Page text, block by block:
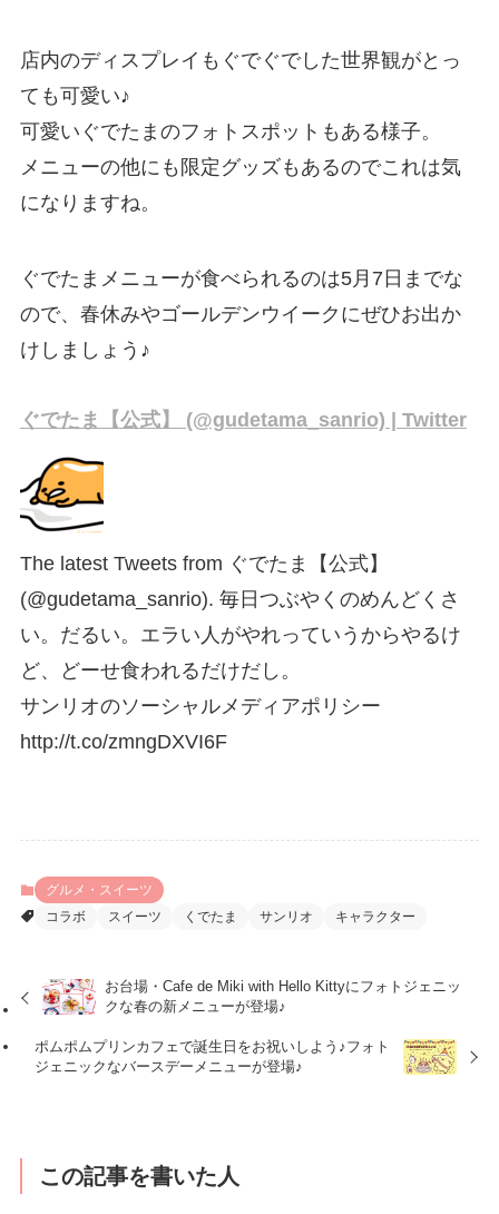
店内のディスプレイもぐでぐでした世界観がとっ
ても可愛い♪
可愛いぐでたまのフォトスポットもある様子。
メニューの他にも限定グッズもあるのでこれは気
になりますね。
ぐでたまメニューが食べられるのは5月7日までな
ので、春休みやゴールデンウイークにぜひお出か
けしましょう♪
ぐでたま【公式】 (@gudetama_sanrio) | Twitter
The latest Tweets from ぐでたま【公式】
(@gudetama_sanrio). 毎日つぶやくのめんどくさ
い。だるい。エラい人がやれっていうからやるけ
ど、どーせ食われるだけだし。
サンリオのソーシャルメディアポリシー
http://t.co/zmngDXVI6F
グルメ・スイーツ
コラボ
スイーツ くでたま サンリオ キャラクター
お台場・Cafe de Miki with Hello Kittyにフォトジェニッ
クな春の新メニューが登場♪
ポムポムプリンカフェで誕生日をお祝いしよう♪フォト
ジェニックなバースデーメニューが登場♪
この記事を書いた人